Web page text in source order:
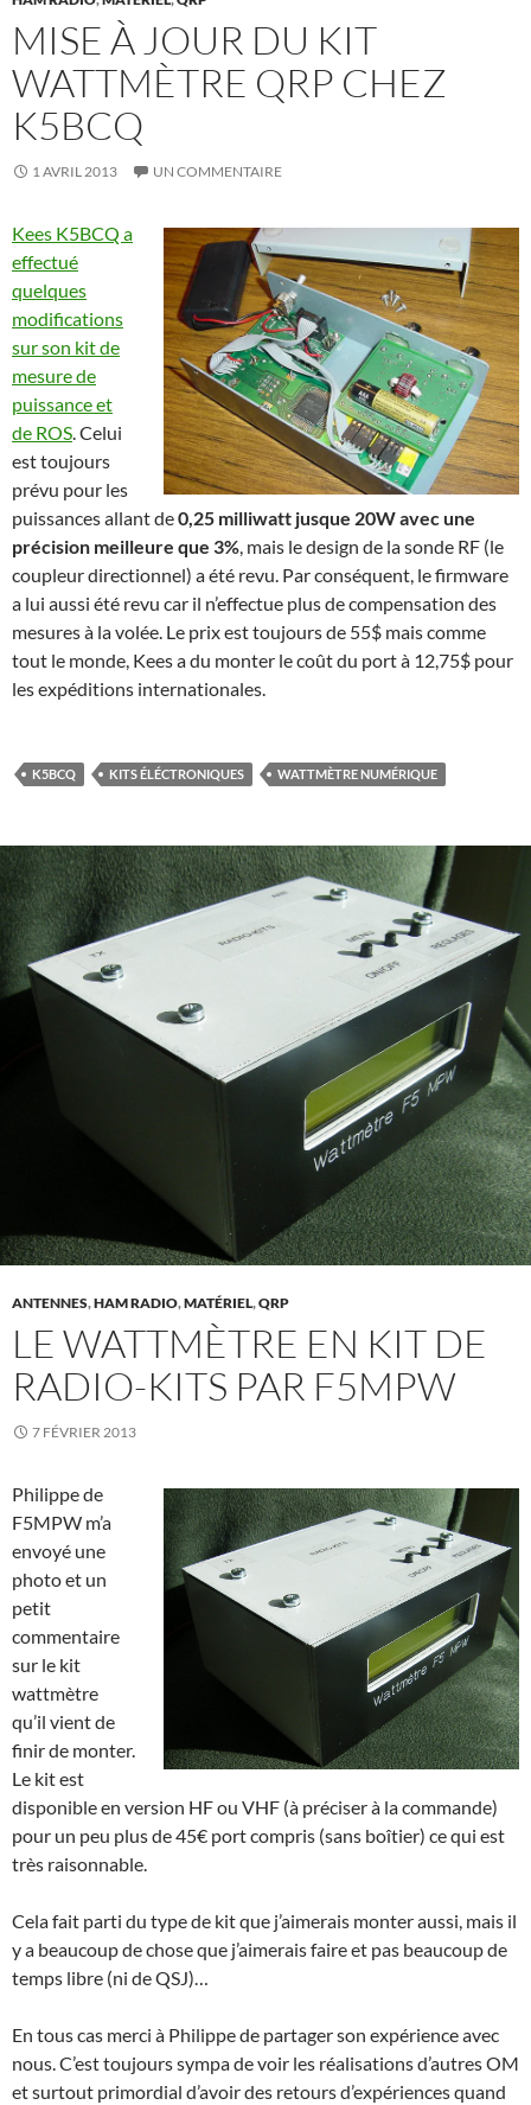
MISE À JOUR DU KIT
WATTMÈTRE QRP CHEZ
K5BCQ
1 AVRIL 2013 UN COMMENTAIRE
Kees K5BCQ a
effectué
quelques
modifications
sur son kit de
mesure de
puissance et
de ROS. Celui
est toujours
prévu pour les
puissances allant de0,25 milliwatt jusque 20W avec une
précision meilleure que 3%, mais le design de la sonde RF (le
coupleur directionnel) a été revu. Par conséquent, le firmware
a lui aussi été revu car il n’effectue plus de compensation des
mesures à la volée. Le prix est toujours de 55$ mais comme
tout le monde, Kees a du monter le coût du port à 12,75$ pour
les expéditions internationales.
K5BCQ KITS ÉLÉCTRONIQUES WATTMÈTRE NUMÉRIQUE
ANTENNES,HAM RADIO,MATÉRIEL,QRP
LE WATTMÈTRE EN KIT DE
RADIO-KITS PAR F5MPW
7 FÉVRIER 2013
Philippe de
F5MPW m’a
envoyé une
photo et un
petit
commentaire
sur le kit
wattmètre
qu’il vient de
finir de monter.
Le kit est
disponible en version HF ou VHF (à préciser à la commande)
pour un peu plus de 45€ port compris (sans boîtier) ce qui est
très raisonnable.
Cela fait parti du type de kit que j’aimerais monter aussi, mais il
y a beaucoup de chose que j’aimerais faire et pas beaucoup de
temps libre (ni de QSJ)…
En tous cas merci à Philippe de partager son expérience avec
nous. C’est toujours sympa de voir les réalisations d’autres OM
et surtout primordial d’avoir des retours d’expériences quand